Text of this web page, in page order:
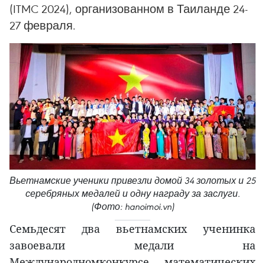
(ITMC 2024), организованном в Таиланде 24-
27 февраля.
Вьетнамские ученики привезли домой 34 золотых и 25
серебряных медалей и одну награду за заслуги.
(Фото: hanoimoi.vn)
Семьдесят два вьетнамских ученинка
завоевали медали на